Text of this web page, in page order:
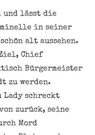
und lässt die
in seiner
alt aussehen.
Ziel, Chief
Bürgermeister
zu werden.
Lady schreckt
zurück, seine
Mord